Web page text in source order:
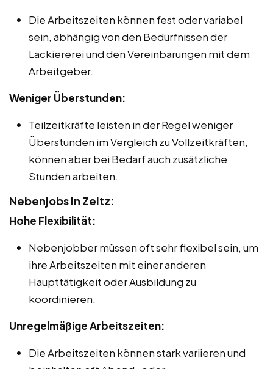
Die Arbeitszeiten können fest oder variabel
sein, abhängig von den Bedürfnissen der
Lackiererei und den Vereinbarungen mit dem
Arbeitgeber.
Weniger Überstunden:
Teilzeitkräfte leisten in der Regel weniger
Überstunden im Vergleich zu Vollzeitkräften,
können aber bei Bedarf auch zusätzliche
Stunden arbeiten.
Nebenjobs in Zeitz:
Hohe Flexibilität:
Nebenjobber müssen oft sehr flexibel sein, um
ihre Arbeitszeiten mit einer anderen
Haupttätigkeit oder Ausbildung zu
koordinieren.
Unregelmäßige Arbeitszeiten:
Die Arbeitszeiten können stark variieren und